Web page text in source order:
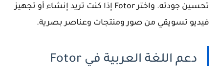
تحسين جودته. واختر Fotor إذا كنت تريد إنشاء أو تجهيز
فيديو تسويقي من صور ومنتجات وعناصر بصرية.
دعم اللغة العربية في Fotor